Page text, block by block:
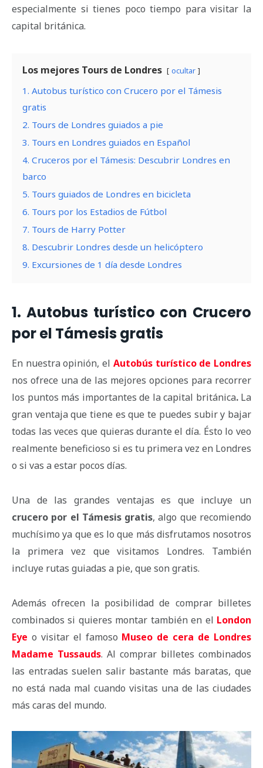
especialmente si tienes poco tiempo para visitar la
capital británica.
Los mejores Tours de Londres ocultar
1. Autobus turístico con Crucero por el Támesis
gratis
2. Tours de Londres guiados a pie
3. Tours en Londres guiados en Español
4. Cruceros por el Támesis: Descubrir Londres en
barco
5. Tours guiados de Londres en bicicleta
6. Tours por los Estadios de Fútbol
7. Tours de Harry Potter
8. Descubrir Londres desde un helicóptero
9. Excursiones de 1 día desde Londres
1. Autobus turístico con Crucero
por el Támesis gratis
En nuestra opinión, el Autobús turístico de Londres
nos ofrece una de las mejores opciones para recorrer
los puntos más importantes de la capital británica. La
gran ventaja que tiene es que te puedes subir y bajar
todas las veces que quieras durante el día. Ésto lo veo
realmente beneficioso si es tu primera vez en Londres
o si vas a estar pocos días.
Una de las grandes ventajas es que incluye un
crucero por el Támesis gratis, algo que recomiendo
muchísimo ya que es lo que más disfrutamos nosotros
la primera vez que visitamos Londres. También
incluye rutas guiadas a pie, que son gratis.
Además ofrecen la posibilidad de comprar billetes
combinados si quieres montar también en el London
Eye o visitar el famoso Museo de cera de Londres
Madame Tussauds. Al comprar billetes combinados
las entradas suelen salir bastante más baratas, que
no está nada mal cuando visitas una de las ciudades
más caras del mundo.